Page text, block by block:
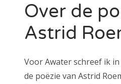
Over de
Astrid
Voor Awater schreef ik
de poëzie van Astrid